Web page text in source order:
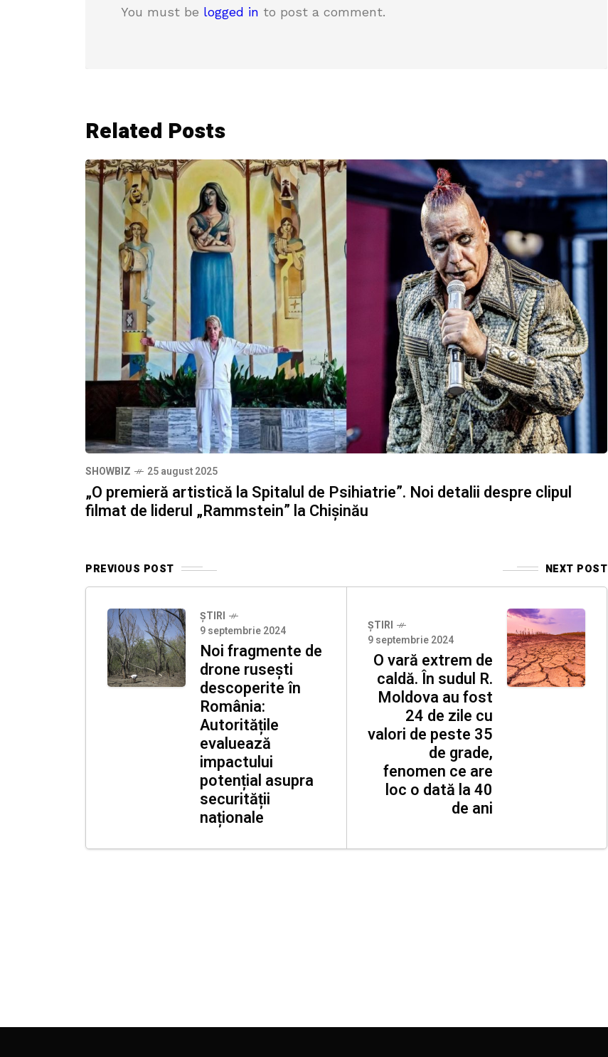
You must be logged in to post a comment.
Related Posts
SHOWBIZ 25 august 2025
„O premieră artistică la Spitalul de Psihiatrie”. Noi detalii despre clipul
filmat de liderul „Rammstein” la Chișinău
PREVIOUS POST NEXT POST
ȘTIRI
9 septembrie 2024
Noi fragmente de
drone rusești
descoperite în
România:
Autoritățile
evaluează
impactului
potențial asupra
securității
naționale
ȘTIRI
9 septembrie 2024
O vară extrem de
caldă. În sudul R.
Moldova au fost
24 de zile cu
valori de peste 35
de grade,
fenomen ce are
loc o dată la 40
de ani